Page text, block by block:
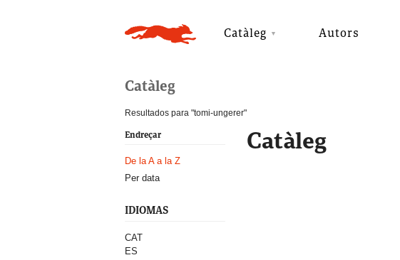
Catàleg Autors
Catàleg
Resultados para "tomi-ungerer"
Endreçar
De la A a la Z
Per data
IDIOMAS
CAT
ES
Catàleg